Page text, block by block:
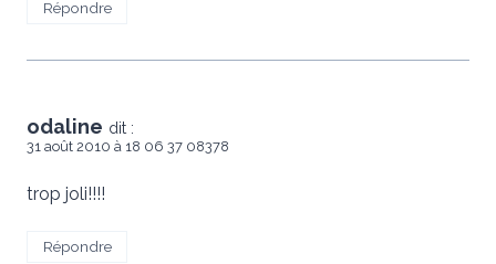
Répondre
odaline dit :
31 août 2010 à 18 06 37 08378
trop joli!!!!
Répondre